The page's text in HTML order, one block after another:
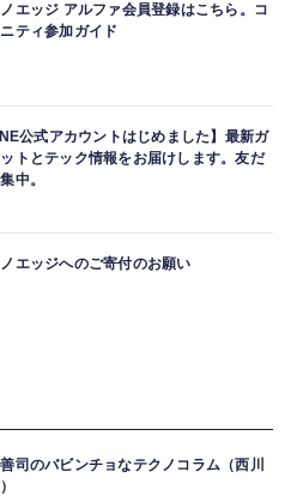
エッジ アルファ会員登録はこちら。コ
ニティ参加ガイド
公式アカウントはじめました】最新ガ
トとテック情報をお届けします。友だ
中。
エッジへのご寄付のお願い
司のバビンチョなテクノコラム（西川